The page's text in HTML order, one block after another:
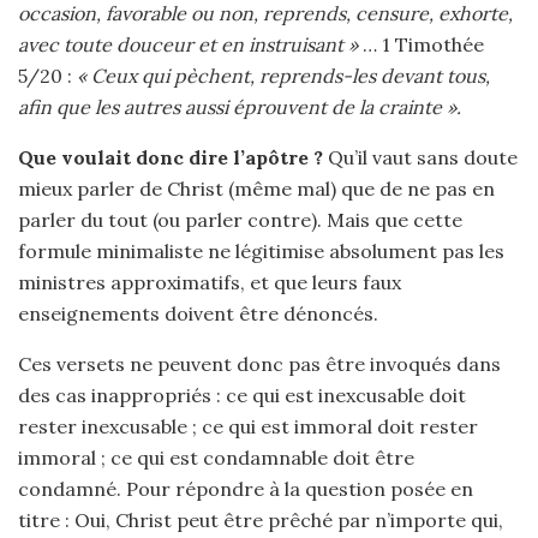
occasion, favorable ou non, reprends, censure, exhorte,
avec toute douceur et en instruisant »… 1 Timothée
5/20 : « Ceux qui pèchent, reprends-les devant tous,
afin que les autres aussi éprouvent de la crainte ».
Que voulait donc dire l’apôtre ? Qu’il vaut sans doute
mieux parler de Christ (même mal) que de ne pas en
parler du tout (ou parler contre). Mais que cette
formule minimaliste ne légitimise absolument pas les
ministres approximatifs, et que leurs faux
enseignements doivent être dénoncés.
Ces versets ne peuvent donc pas être invoqués dans
des cas inappropriés : ce qui est inexcusable doit
rester inexcusable ; ce qui est immoral doit rester
immoral ; ce qui est condamnable doit être
condamné. Pour répondre à la question posée en
titre : Oui, Christ peut être prêché par n’importe qui,